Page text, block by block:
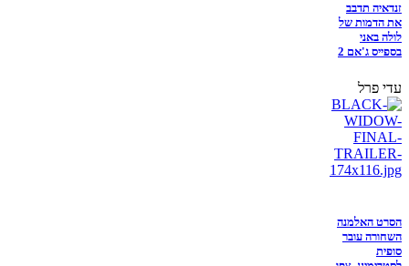
זנדאיה תדבב
את הדמות של
לולה באני
בספייס ג'אם 2
עדי פרל
הסרט האלמנה
השחורה עובר
סופית